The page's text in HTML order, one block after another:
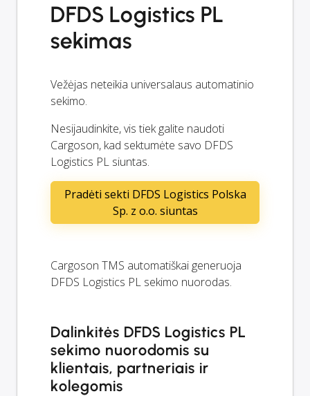
DFDS Logistics PL
sekimas
Vežėjas neteikia universalaus automatinio
sekimo.
Nesijaudinkite, vis tiek galite naudoti
Cargoson, kad sektumėte savo DFDS
Logistics PL siuntas.
Pradėti sekti DFDS Logistics Polska
Sp. z o.o. siuntas
Cargoson TMS automatiškai generuoja
DFDS Logistics PL sekimo nuorodas.
Dalinkitės DFDS Logistics PL
sekimo nuorodomis su
klientais, partneriais ir
kolegomis